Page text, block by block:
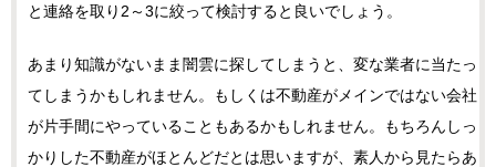
と連絡を取り2～3に絞って検討すると良いでしょう。
あまり知識がないまま闇雲に探してしまうと、変な業者に当たっ
てしまうかもしれません。もしくは不動産がメインではない会社
が片手間にやっていることもあるかもしれません。もちろんしっ
かりした不動産がほとんどだとは思いますが、素人から見たらあ